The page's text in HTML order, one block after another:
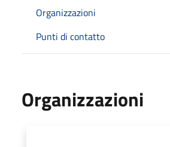
Organizzazioni
Punti di contatto
Organizzazioni